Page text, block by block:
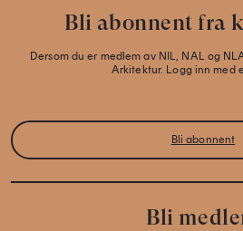
Bli abonnent fra
Dersom du er medlem av NIL, NAL og
Arkitektur. Logg inn med
Bli abonnent
Bli